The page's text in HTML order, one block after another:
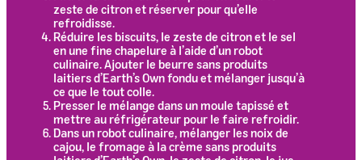
zeste de citron et réserver pour qu’elle
refroidisse.
Réduire les biscuits, le zeste de citron et le sel
en une fine chapelure à l’aide d’un robot
culinaire. Ajouter le beurre sans produits
laitiers d’Earth’s Own fondu et mélanger jusqu’à
ce que le tout colle.
Presser le mélange dans un moule tapissé et
mettre au réfrigérateur pour le faire refroidir.
Dans un robot culinaire, mélanger les noix de
cajou, le fromage à la crème sans produits